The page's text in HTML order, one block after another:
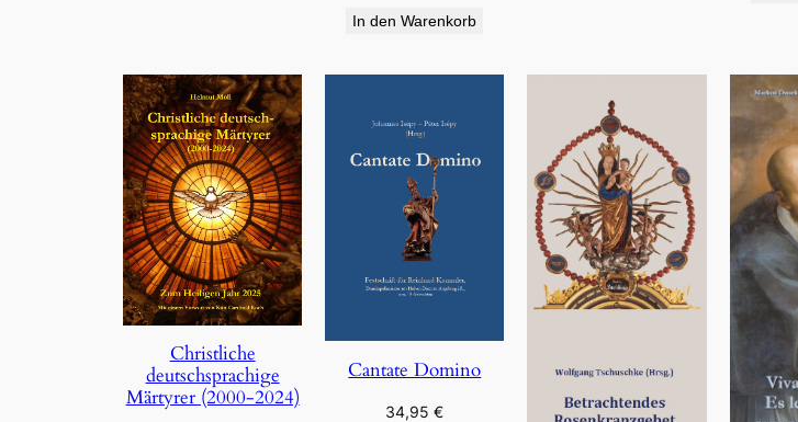
In den Warenkorb
Christliche
deutschsprachige
Märtyrer (2000-2024)
Cantate Domino
34,95€